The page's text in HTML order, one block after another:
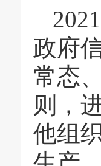
政府
常态
则，
他组